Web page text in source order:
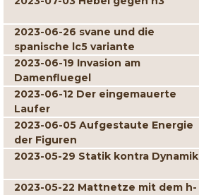
2023-06-26 svane und die
spanische lc5 variante
2023-06-19 Invasion am
Damenfluegel
2023-06-12 Der eingemauerte
Laufer
2023-06-05 Aufgestaute Energie
der Figuren
2023-05-29 Statik kontra Dynamik
2023-05-22 Mattnetze mit dem h-